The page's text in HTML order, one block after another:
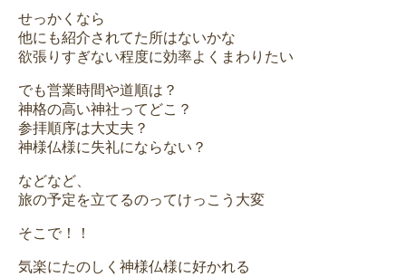
せっかくなら
他にも紹介されてた所はないかな
欲張りすぎない程度に効率よくまわりたい
でも営業時間や道順は？
神格の高い神社ってどこ？
参拝順序は大丈夫？
神様仏様に失礼にならない？
などなど、
旅の予定を立てるのってけっこう大変
そこで！！
気楽にたのしく神様仏様に好かれる